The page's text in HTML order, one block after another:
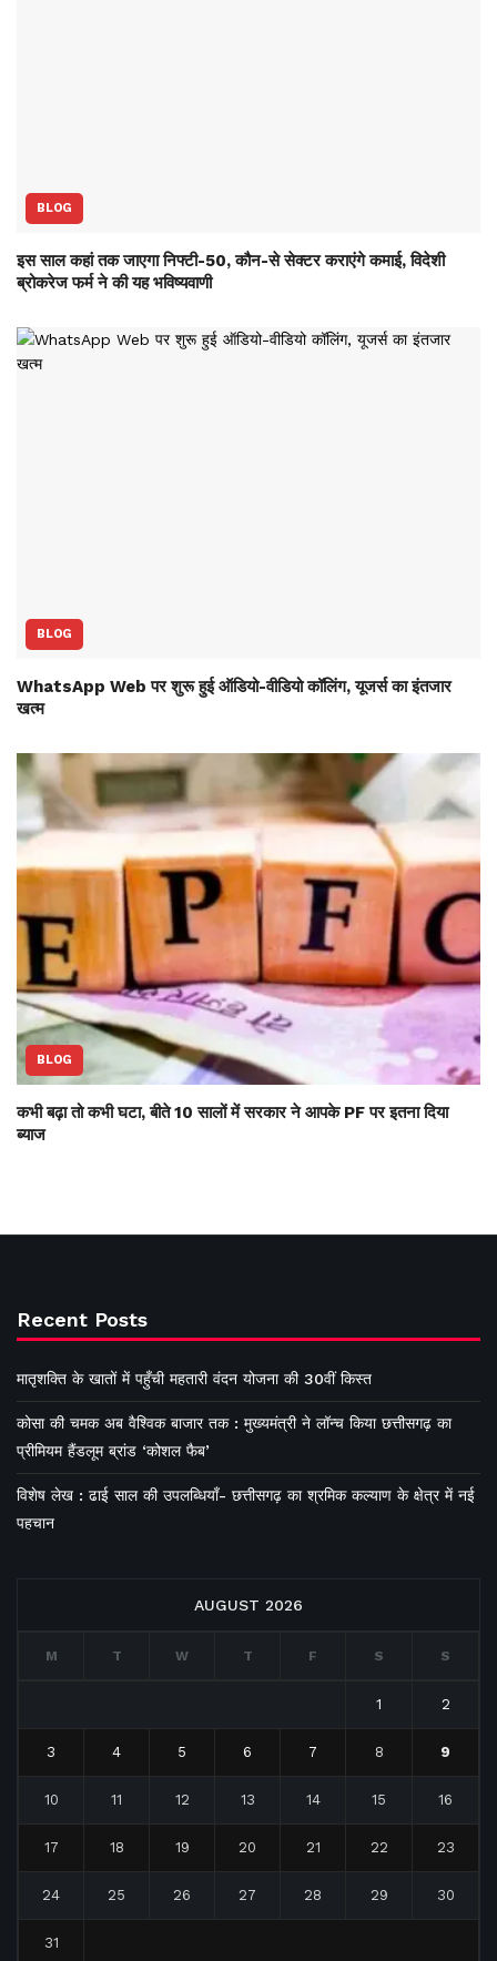
BLOG
इस साल कहां तक जाएगा निफ्टी-50, कौन-से सेक्‍टर कराएंगे कमाई, विदेशी
ब्रोकरेज फर्म ने की यह भविष्‍यवाणी
BLOG
WhatsApp Web पर शुरू हुई ऑडियो-वीडियो कॉलिंग, यूजर्स का इंतजार
खत्म
BLOG
कभी बढ़ा तो कभी घटा, बीते 10 सालों में सरकार ने आपके PF पर इतना दिया
ब्याज
Recent Posts
मातृशक्ति के खातों में पहुँची महतारी वंदन योजना की 30वीं किस्त
कोसा की चमक अब वैश्विक बाजार तक : मुख्यमंत्री ने लॉन्च किया छत्तीसगढ़ का
प्रीमियम हैंडलूम ब्रांड ‘कोशल फैब’
विशेष लेख : ढाई साल की उपलब्धियाँ- छत्तीसगढ़ का श्रमिक कल्याण के क्षेत्र में नई
पहचान
AUGUST 2026
M T W T F S S
1 2
3 4 5 6 7 8 9
10 11 12 13 14 15 16
17 18 19 20 21 22 23
24 25 26 27 28 29 30
31